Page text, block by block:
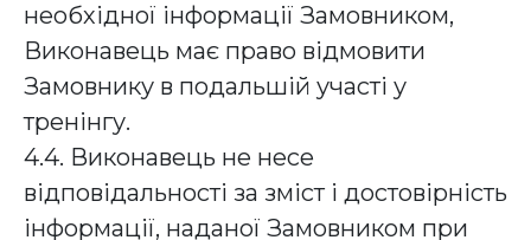
необхідної інформації Замовником,
Виконавець має право відмовити
Замовнику в подальшій участі у
тренінгу.
4.4. Виконавець не несе
відповідальності за зміст і достовірність
інформації, наданої Замовником при